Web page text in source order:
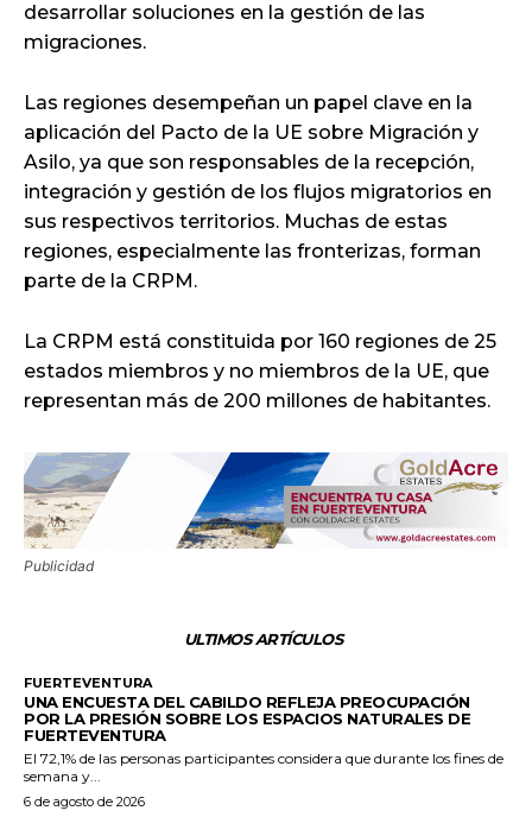
desarrollar soluciones en la gestión de las
migraciones.
Las regiones desempeñan un papel clave en la
aplicación del Pacto de la UE sobre Migración y
Asilo, ya que son responsables de la recepción,
integración y gestión de los flujos migratorios en
sus respectivos territorios. Muchas de estas
regiones, especialmente las fronterizas, forman
parte de la CRPM.
La CRPM está constituida por 160 regiones de 25
estados miembros y no miembros de la UE, que
representan más de 200 millones de habitantes.
Publicidad
ULTIMOS ARTÍCULOS
FUERTEVENTURA
UNA ENCUESTA DEL CABILDO REFLEJA PREOCUPACIÓN
POR LA PRESIÓN SOBRE LOS ESPACIOS NATURALES DE
FUERTEVENTURA
El 72,1% de las personas participantes considera que durante los fines de
semana y...
6 de agosto de 2026